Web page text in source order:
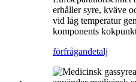
erhåller syre, kväve
vid låg temperatur
komponents
förfrågandetalj